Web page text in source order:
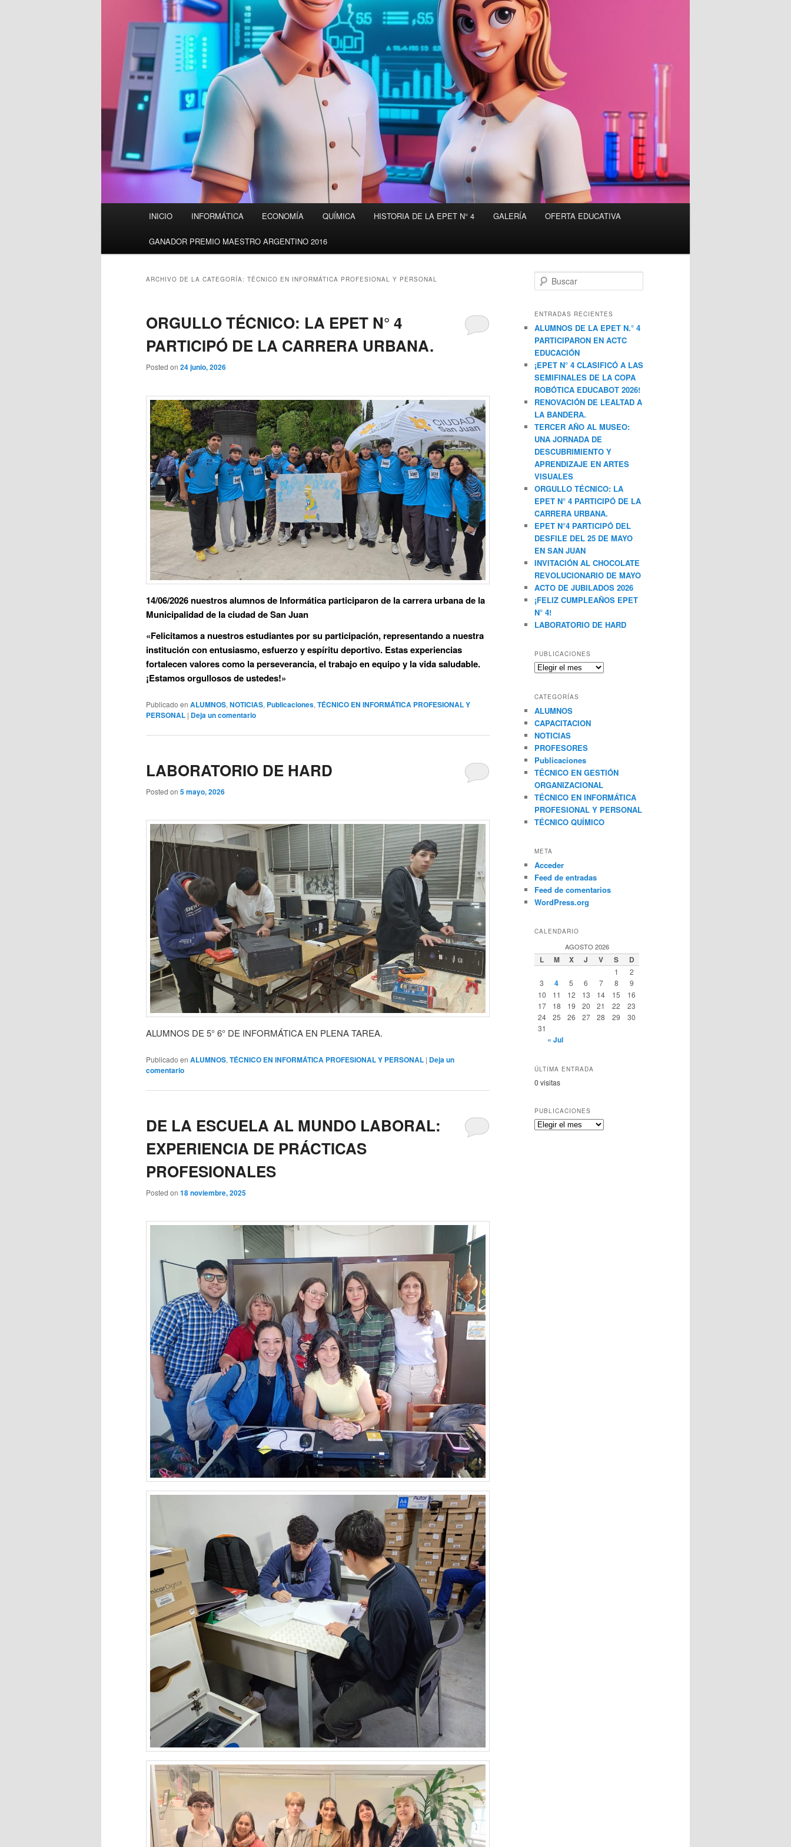
INICIO INFORMÁTICA ECONOMÍA QUÍMICA HISTORIA DE LA EPET N° 4 GALERÍA OFERTA EDUCATIVA
GANADOR PREMIO MAESTRO ARGENTINO 2016
ARCHIVO DE LA CATEGORÍA: TÉCNICO EN INFORMÁTICA PROFESIONAL Y PERSONAL
ORGULLO TÉCNICO: LA EPET N° 4
PARTICIPÓ DE LA CARRERA URBANA.
Posted on 24 junio, 2026
14/06/2026 nuestros alumnos de Informática participaron de la carrera urbana de la
Municipalidad de la ciudad de San Juan
«Felicitamos a nuestros estudiantes por su participación, representando a nuestra
institución con entusiasmo, esfuerzo y espíritu deportivo. Estas experiencias
fortalecen valores como la perseverancia, el trabajo en equipo y la vida saludable.
¡Estamos orgullosos de ustedes!»
Publicado en ALUMNOS, NOTICIAS, Publicaciones, TÉCNICO EN INFORMÁTICA PROFESIONAL Y
PERSONAL | Deja un comentario
LABORATORIO DE HARD
Posted on 5 mayo, 2026
ALUMNOS DE 5° 6° DE INFORMÁTICA EN PLENA TAREA.
Publicado en ALUMNOS, TÉCNICO EN INFORMÁTICA PROFESIONAL Y PERSONAL | Deja un
comentario
DE LA ESCUELA AL MUNDO LABORAL:
EXPERIENCIA DE PRÁCTICAS
PROFESIONALES
Posted on 18 noviembre, 2025
u
c
r
ENTRADAS RECIENTES
ALUMNOS DE LA EPET N.° 4
PARTICIPARON EN ACTC
EDUCACIÓN
¡EPET N° 4 CLASIFICÓ A LAS
SEMIFINALES DE LA COPA
ROBÓTICA EDUCABOT 2026!
RENOVACIÓN DE LEALTAD A
LA BANDERA.
TERCER AÑO AL MUSEO:
UNA JORNADA DE
DESCUBRIMIENTO Y
APRENDIZAJE EN ARTES
VISUALES
ORGULLO TÉCNICO: LA
EPET N° 4 PARTICIPÓ DE LA
CARRERA URBANA.
EPET N°4 PARTICIPÓ DEL
DESFILE DEL 25 DE MAYO
EN SAN JUAN
INVITACIÓN AL CHOCOLATE
REVOLUCIONARIO DE MAYO
ACTO DE JUBILADOS 2026
¡FELIZ CUMPLEAÑOS EPET
N° 4!
LABORATORIO DE HARD
PUBLICACIONES
Publicaciones
CATEGORÍAS
ALUMNOS
CAPACITACION
NOTICIAS
PROFESORES
Publicaciones
TÉCNICO EN GESTIÓN
ORGANIZACIONAL
TÉCNICO EN INFORMÁTICA
PROFESIONAL Y PERSONAL
TÉCNICO QUÍMICO
META
Acceder
Feed de entradas
Feed de comentarios
WordPress.org
CALENDARIO
AGOSTO 2026
L M X J V S D
1
2
3
4 5 6 7 8
9
10
11 12 13 14 15
16
17
18 19 20 21 22
23
24
25 26 27 28 29
30
31
« Jul
ÚLTIMA ENTRADA
0 visitas
PUBLICACIONES
Publicaciones